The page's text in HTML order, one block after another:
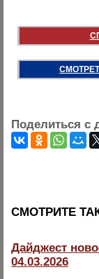
Поделиться с
CМОТРИТЕ
Дайджест
04.03.2026